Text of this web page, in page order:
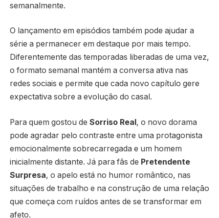
semanalmente.
O lançamento em episódios também pode ajudar a
série a permanecer em destaque por mais tempo.
Diferentemente das temporadas liberadas de uma vez,
o formato semanal mantém a conversa ativa nas
redes sociais e permite que cada novo capítulo gere
expectativa sobre a evolução do casal.
Para quem gostou de Sorriso Real, o novo dorama
pode agradar pelo contraste entre uma protagonista
emocionalmente sobrecarregada e um homem
inicialmente distante. Já para fãs de Pretendente
Surpresa, o apelo está no humor romântico, nas
situações de trabalho e na construção de uma relação
que começa com ruídos antes de se transformar em
afeto.